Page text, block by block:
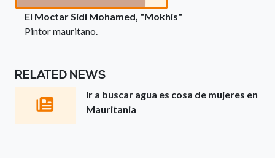
El Moctar Sidi Mohamed, "Mokhis"
Pintor mauritano.
RELATED NEWS
Ir a buscar agua es cosa de mujeres en
Mauritania